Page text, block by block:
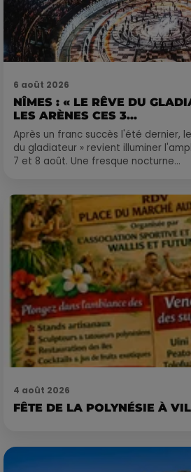
6 août 2026
NÎMES : « LE RÊVE DU
LES ARÈNES CES 3...
Après un franc succès l'été dernier,
du gladiateur » revient illuminer
7 et 8 août. Une fresque nocturne...
4 août 2026
FÊTE DE LA POLYNÉSIE À